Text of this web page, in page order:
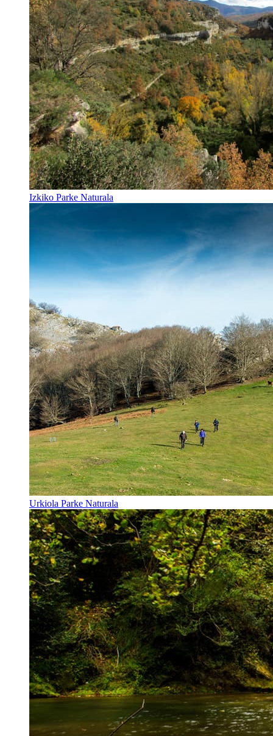
Izkiko Parke Naturala
Urkiola Parke Naturala